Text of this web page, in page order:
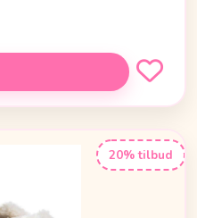
20% tilbud